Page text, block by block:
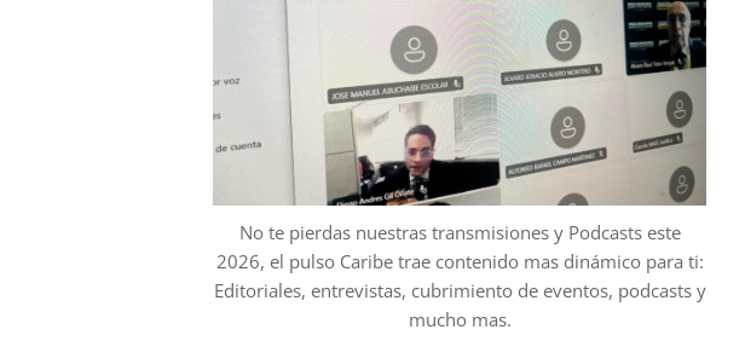
No te pierdas nuestras transmisiones y Podcasts este
2026, el pulso Caribe trae contenido mas dinámico para ti:
Editoriales, entrevistas, cubrimiento de eventos, podcasts y
mucho mas.